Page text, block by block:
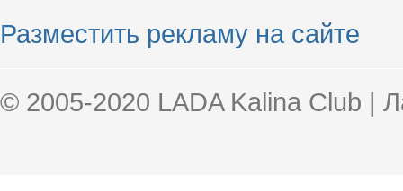
Разместить рекламу на сайте
© 2005-2020 LADA Kalina Club |